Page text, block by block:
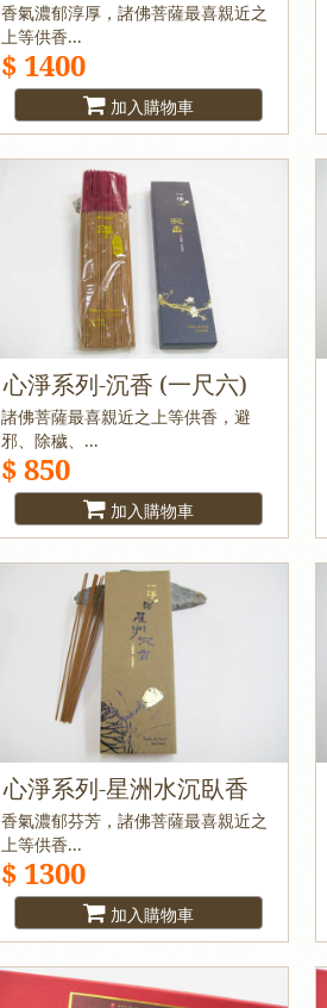
香氣濃郁淳厚，諸佛菩薩最喜親近之
上等供香...
$ 1400
加入購物車
心淨系列-沉香 (一尺六)
諸佛菩薩最喜親近之上等供香，避
邪、除穢、...
$ 850
加入購物車
心淨系列-星洲水沉臥香
香氣濃郁芬芳，諸佛菩薩最喜親近之
上等供香...
$ 1300
加入購物車